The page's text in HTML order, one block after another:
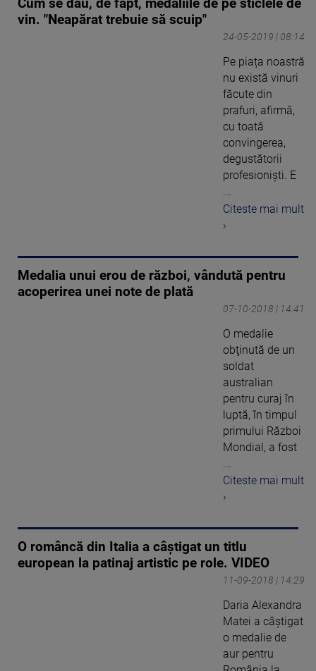
Cum se dau, de fapt, medaliile de pe sticlele de
vin. "Neapărat trebuie să scuip"
24-05-2019 | 08:14
Pe piața noastră
nu există vinuri
făcute din
prafuri, afirmă,
cu toată
convingerea,
degustătorii
profesioniști. E
...
Citeste mai mult
›
Medalia unui erou de război, vândută pentru
acoperirea unei note de plată
07-10-2018 | 14:41
O medalie
obţinută de un
soldat
australian
pentru curaj în
luptă, în timpul
primului Război
Mondial, a fost
...
Citeste mai mult
›
O româncă din Italia a câştigat un titlu
european la patinaj artistic pe role. VIDEO
11-09-2018 | 14:29
Daria Alexandra
Matei a câştigat
o medalie de
aur pentru